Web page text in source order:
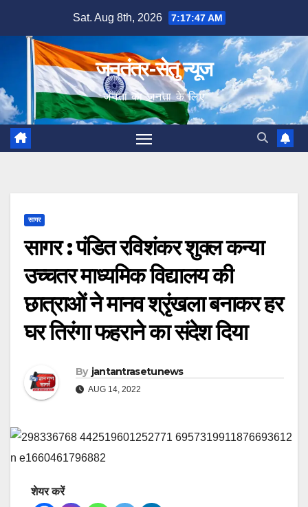
content
Sat. Aug 8th, 2026 7:17:48 AM
जनतंत्र-सेतु न्यूज
जनता का जनता के लिए
सागर
सागर : पंडित रविशंकर शुक्ल कन्या
उच्चतर माध्यमिक विद्यालय की
छात्राओं ने मानव श्रृंखला बनाकर हर
घर तिरंगा फहराने का संदेश दिया
By jantantrasetunews
AUG 14, 2022
शेयर करें